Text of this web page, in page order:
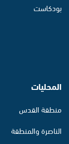
بودكاست
المحليات
منطقة القدس
الناصرة والمنطقة